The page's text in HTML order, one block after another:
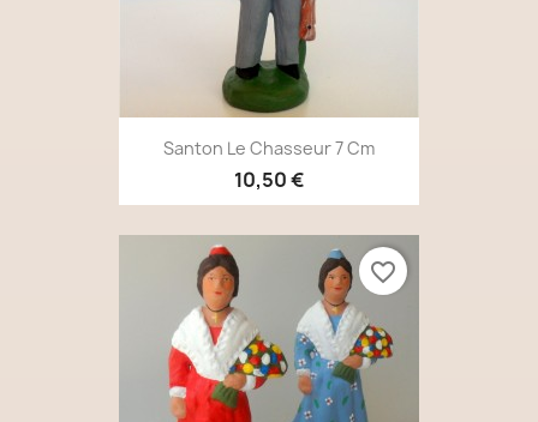
Santon Le Chasseur 7 Cm
10,50 €
favorite_border